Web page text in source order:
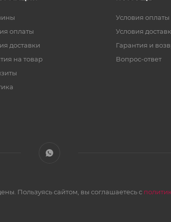
оплаты
доставки
на товар
Условия оплаты
Условия
Гарантия и
Вопрос-ответ
Пользуясь сайтом, вы соглашаетесь с